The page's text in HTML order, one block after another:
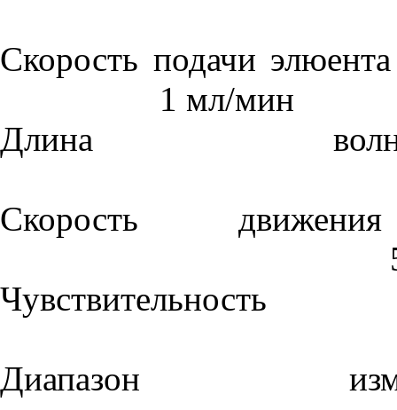
Скорость подачи
1 мл/мин
Длина
Скорость
Диапазон